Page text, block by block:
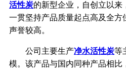
活性炭的新型企业，自创立以来
一贯坚持产品质量起点高及全方
声誉较高。
公司主要生产净水活性炭等
模。该产品与国内同种产品相比